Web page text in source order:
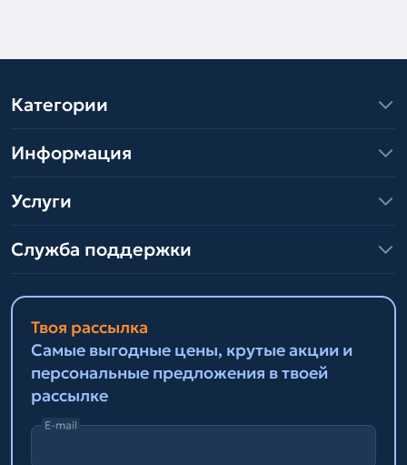
Категории
Информация
Услуги
Служба поддержки
Твоя рассылка
Самые выгодные цены, крутые акции и
персональные предложения в твоей
рассылке
E-mail